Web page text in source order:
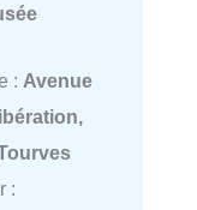
: Avenue
: